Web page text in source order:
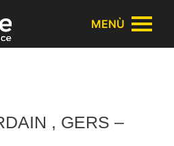
MENÙ
, GERS –